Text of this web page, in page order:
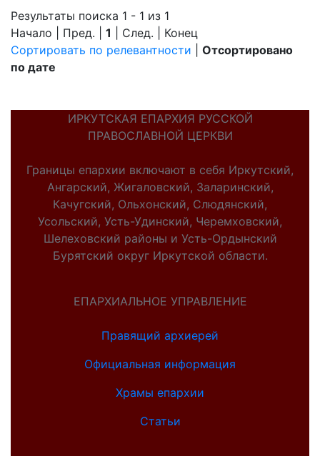
Результаты поиска 1 - 1 из 1
Начало | Пред. | 1 | След. | Конец
Сортировать по релевантности
Отсортировано
по дате
ИРКУТСКАЯ ЕПАРХИЯ РУССКОЙ
ПРАВОСЛАВНОЙ ЦЕРКВИ
Границы епархии включают в себя Иркутский,
Ангарский, Жигаловский, Заларинский,
Качугский, Ольхонский, Слюдянский,
Усольский, Усть-Удинский, Черемховский,
Шелеховский районы и Усть-Ордынский
Бурятский округ Иркутской области.
ЕПАРХИАЛЬНОЕ УПРАВЛЕНИЕ
Правящий архиерей
Официальная информация
Храмы епархии
Статьи